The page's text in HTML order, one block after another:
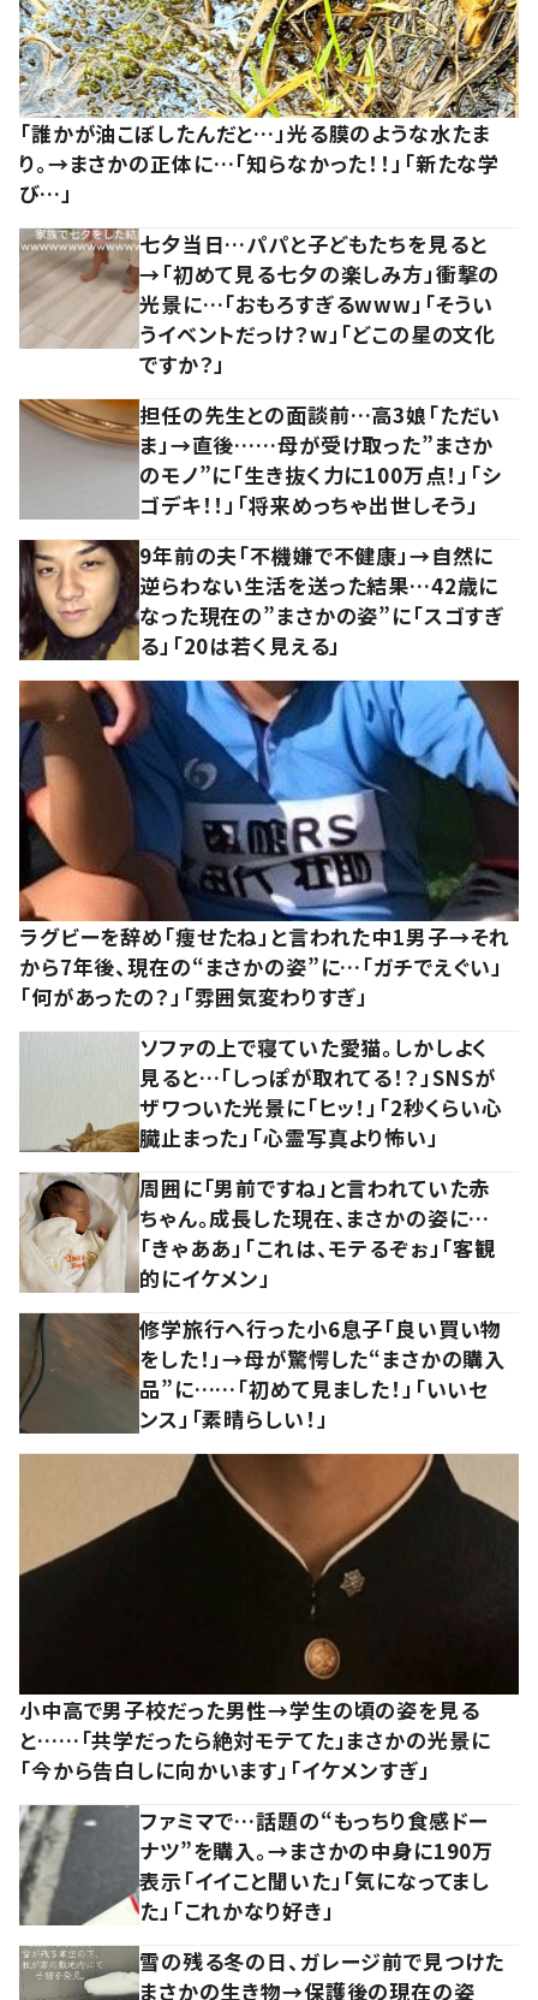
「誰かが油こぼしたんだと…」光る膜のような水たま
り。→まさかの正体に…「知らなかった！！」「新たな学
び…」
七夕当日…パパと子どもたちを見ると
→「初めて見る七夕の楽しみ方」衝撃の
光景に…「おもろすぎるwww」「そうい
うイベントだっけ？w」「どこの星の文化
ですか？」
担任の先生との面談前…高3娘「ただい
ま」→直後……母が受け取った”まさか
のモノ”に「生き抜く力に100万点！」「シ
ゴデキ！！」「将来めっちゃ出世しそう」
9年前の夫「不機嫌で不健康」→自然に
逆らわない生活を送った結果…42歳に
なった現在の”まさかの姿”に「スゴすぎ
る」「20は若く見える」
ラグビーを辞め「痩せたね」と言われた中1男子→それ
から7年後、現在の“まさかの姿”に…「ガチでえぐい」
「何があったの？」「雰囲気変わりすぎ」
ソファの上で寝ていた愛猫。しかしよく
見ると…「しっぽが取れてる！？」SNSが
ザワついた光景に「ヒッ！」「2秒くらい心
臓止まった」「心霊写真より怖い」
周囲に「男前ですね」と言われていた赤
ちゃん。成長した現在、まさかの姿に…
「きゃああ」「これは、モテるぞぉ」「客観
的にイケメン」
修学旅行へ行った小6息子「良い買い物
をした！」→母が驚愕した“まさかの購入
品”に……「初めて見ました！」「いいセ
ンス」「素晴らしい！」
小中高で男子校だった男性→学生の頃の姿を見る
と……「共学だったら絶対モテてた」まさかの光景に
「今から告白しに向かいます」「イケメンすぎ」
ファミマで…話題の“もっちり食感ドー
ナツ”を購入。→まさかの中身に190万
表示「イイこと聞いた」「気になってまし
た」「これかなり好き」
雪の残る冬の日、ガレージ前で見つけた
まさかの生き物→保護後の現在の姿